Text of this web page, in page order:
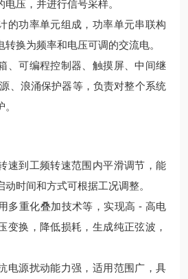
压，并进行信号采样。
的功率单元组成，功率单元串联构
换为频率和电压可调的交流电。
、可编程控制器、触摸屏、中间继
、浪涌保护器等，负责对整个系统
速到工频转速范围内平滑调节，能
时间和方式可根据工况调整。
多重化叠加技术等，实现高 - 高电
变换，降低损耗，生成纯正弦波，
电源扰动能力强，适用范围广，具